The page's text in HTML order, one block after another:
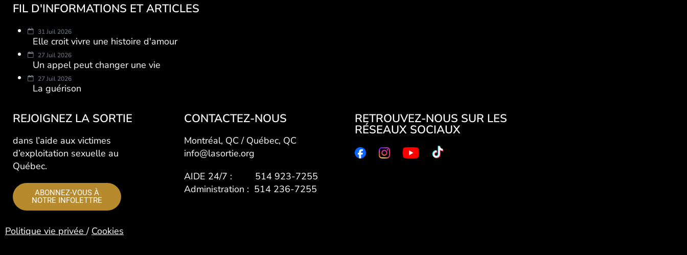
FIL D'INFORMATIONS ET ARTICLES
31 Juil 2026
Elle croit vivre une histoire d'amour
27 Juil 2026
Un appel peut changer une vie
27 Juil 2026
La guérison
REJOIGNEZ LA SORTIE
dans l’aide aux victimes
d’exploitation sexuelle au
Québec.
ABONNEZ-VOUS À
NOTRE INFOLETTRE
CONTACTEZ-NOUS
Montréal, QC / Québec, QC
info@lasortie.org
AIDE 24/7 : 514 923-7255
Administration : 514 236-7255
RETROUVEZ-NOUS SUR LES
RÉSEAUX SOCIAUX
Politique vie privée/ Cookies